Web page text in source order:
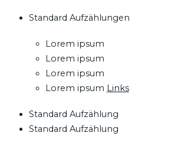
Standard Aufzählungen
Lorem ipsum
Lorem ipsum
Lorem ipsum
Lorem ipsum Links
Standard Aufzählung
Standard Aufzählung